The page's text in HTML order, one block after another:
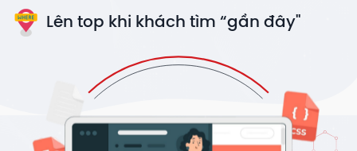
Lên top khi khách tìm “gần đây"